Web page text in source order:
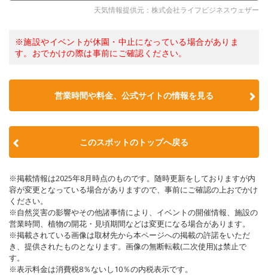
天気情報提供元：株式会社ライフビジネスウェザー
※施設やイベントが休園・中止になっている場合がありま
す。おでかけの際は事前にご確認ください。
営業時間や料金、公式サイトの情報を見る
このスポットのトップへ戻る
※掲載情報は2025年8月時点のものです。随時更新をしておりますが内
容が変更となっている場合がありますので、事前にご確認の上おでかけ
ください。
※自然災害の影響やその他諸事情により、イベントの開催情報、施設の
営業時間、植物の開花・見頃期間などは変更になる場合があります。
※掲載されている画像は取材先から本ページへの掲載の許諾をいただ
き、提供されたものとなります。画像の無断転載(二次使用)は禁止で
す。
※表示料金は消費税8％ないし10％の内税表示です。